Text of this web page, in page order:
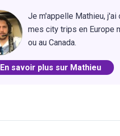
Je m'appelle Mathieu,
mes city trips en Europe
ou au Canada.
En savoir plus sur Mathieu